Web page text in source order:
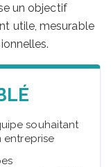
un objectif
utile, mesurable
souhaitant
entreprise